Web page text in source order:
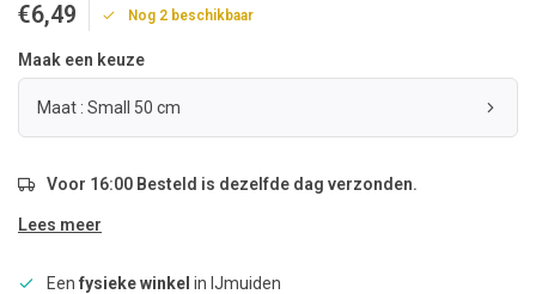
€6,49 Nog 2 beschikbaar
Maak een keuze
Maat : Small 50 cm
Voor 16:00 Besteld is dezelfde dag verzonden.
Lees meer
Een fysieke winkel in IJmuiden